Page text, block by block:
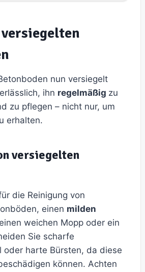
nun versiegelt
ihn regelmäßig zu
zu pflegen – nicht nur, um
erhalten.
versiegelten
die Reinigung von
einen milden
weichen Mopp oder ein
Sie scharfe
oder harte Bürsten, da diese
können. Achten